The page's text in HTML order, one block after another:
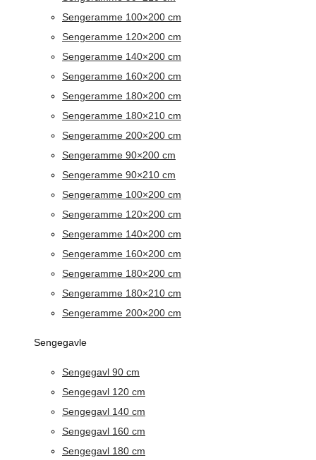
Sengeramme 100×200 cm
Sengeramme 120×200 cm
Sengeramme 140×200 cm
Sengeramme 160×200 cm
Sengeramme 180×200 cm
Sengeramme 180×210 cm
Sengeramme 200×200 cm
Sengeramme 90×200 cm
Sengeramme 90×210 cm
Sengeramme 100×200 cm
Sengeramme 120×200 cm
Sengeramme 140×200 cm
Sengeramme 160×200 cm
Sengeramme 180×200 cm
Sengeramme 180×210 cm
Sengeramme 200×200 cm
Sengegavle
Sengegavl 90 cm
Sengegavl 120 cm
Sengegavl 140 cm
Sengegavl 160 cm
Sengegavl 180 cm